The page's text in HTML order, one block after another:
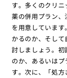
す。多くのクリ
薬の併用プラン
を用意していま
かるのか、そし
討しましょう。
のか、あるいは
す。次に、「処